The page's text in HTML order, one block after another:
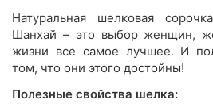
Натуральная шелковая
Шанхай – это выбор женщин,
жизни все самое лучшее. И
том, что они этого достойны!
Полезные свойства шелка: